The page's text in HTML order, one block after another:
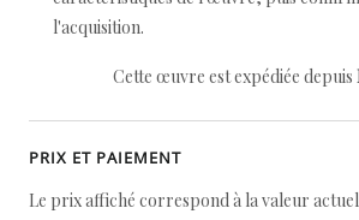
l'acquisition.
Cette œuvre est expédiée depuis
PRIX ET PAIEMENT
Le prix affiché correspond à la valeur